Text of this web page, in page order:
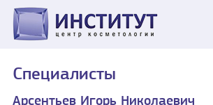
Специалисты
Арсентьев Игорь Николаевич